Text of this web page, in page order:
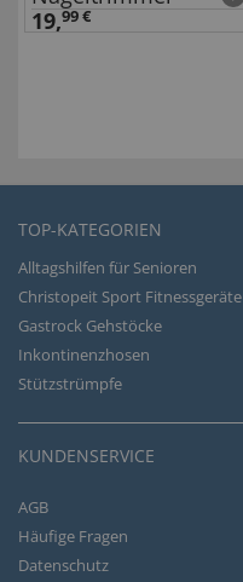
19,99 €
TOP-KATEGORIEN
Alltagshilfen für Senioren
Christopeit Sport Fitnessgeräte
Gastrock Gehstöcke
Inkontinenzhosen
Stützstrümpfe
KUNDENSERVICE
AGB
Häufige Fragen
Datenschutz